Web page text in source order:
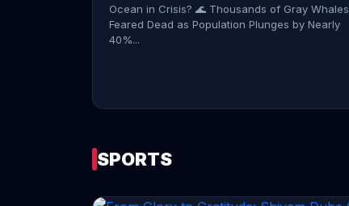
Ocean in Crisis? 🌊 Thousands of Gray Whales
Feared Dead as Population Plunges by Nearly
40%...
SPORTS